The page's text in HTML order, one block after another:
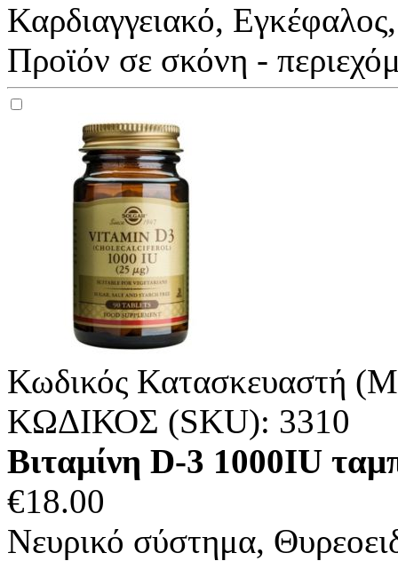
Καρδιαγγειακό,
Προϊόν σε σκόνη -
Κωδικός Κατασκευαστή
ΚΩΔΙΚΟΣ (SKU): 3310
Βιταμίνη D-3 1000IU
€18.00
Νευρικό σύστημα,